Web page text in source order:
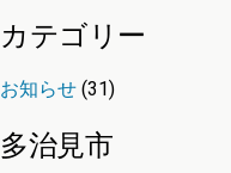
カテゴリー
お知らせ (31)
多治見市